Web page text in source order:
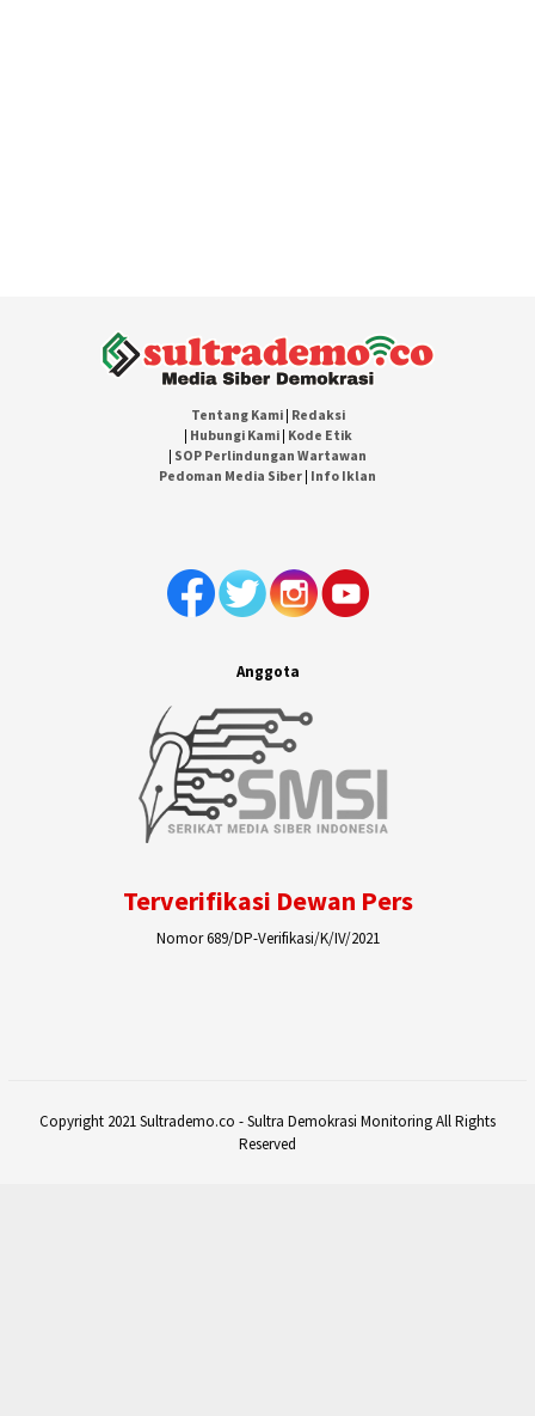
Tentang Kami| Redaksi
| Hubungi Kami| Kode Etik
| SOP Perlindungan Wartawan
Pedoman Media Siber | Info Iklan
Anggota
Terverifikasi Dewan Pers
Nomor 689/DP-Verifikasi/K/IV/2021
Copyright 2021 Sultrademo.co - Sultra Demokrasi Monitoring All Rights
Reserved